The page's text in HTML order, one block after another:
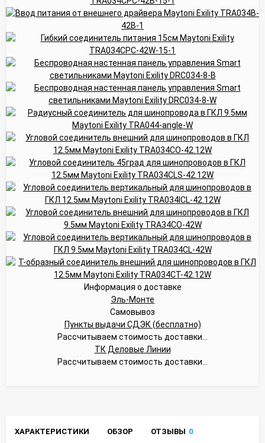
Информация о доставке
Эль-Монте
Самовывоз
Пункты выдачи СДЭК (бесплатно)
Рассчитываем стоимость доставки...
ТК Деловые Линии
Рассчитываем стоимость доставки...
ХАРАКТЕРИСТИКИ ОБЗОР ОТЗЫВЫ 0